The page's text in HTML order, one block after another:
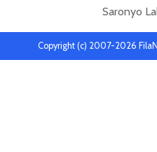
Saronyo
Copyright (c) 2007-2026